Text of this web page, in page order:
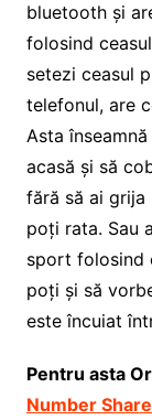
bluetooth și
folosind
setezi ceasul
telefonul, are
Asta
acasă și să
fără să ai grija
poți rata. Sau
sport folosind
poți și să
este încuiat
Pentru asta
Number Share